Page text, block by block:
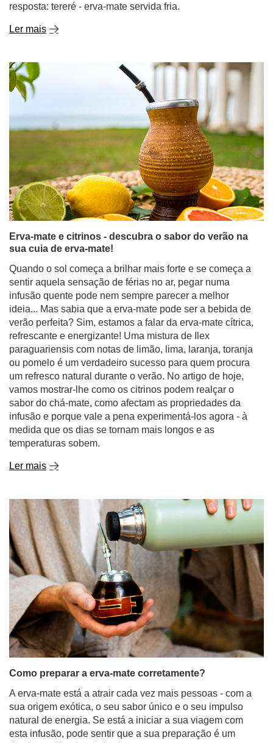
resposta: tereré - erva-mate servida fria.
Ler mais
Erva-mate e citrinos - descubra o sabor do verão na
sua cuia de erva-mate!
Quando o sol começa a brilhar mais forte e se começa a
sentir aquela sensação de férias no ar, pegar numa
infusão quente pode nem sempre parecer a melhor
ideia... Mas sabia que a erva-mate pode ser a bebida de
verão perfeita? Sim, estamos a falar da erva-mate cítrica,
refrescante e energizante! Uma mistura de Ilex
paraguariensis com notas de limão, lima, laranja, toranja
ou pomelo é um verdadeiro sucesso para quem procura
um refresco natural durante o verão. No artigo de hoje,
vamos mostrar-lhe como os citrinos podem realçar o
sabor do chá-mate, como afectam as propriedades da
infusão e porque vale a pena experimentá-los agora - à
medida que os dias se tornam mais longos e as
temperaturas sobem.
Ler mais
Como preparar a erva-mate corretamente?
A erva-mate está a atrair cada vez mais pessoas - com a
sua origem exótica, o seu sabor único e o seu impulso
natural de energia. Se está a iniciar a sua viagem com
esta infusão, pode sentir que a sua preparação é um